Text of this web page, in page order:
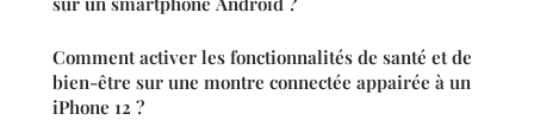
Comment activer les fonctionnalités de santé et de
bien-être sur une montre connectée appairée à un
iPhone 12 ?